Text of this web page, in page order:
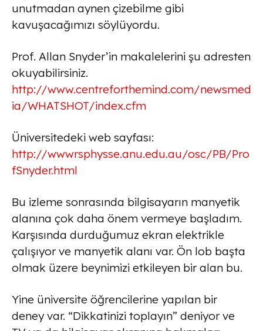
unutmadan aynen çizebilme gibi
kavuşacağımızı söylüyordu.
Prof. Allan Snyder’in makalelerini şu adresten
okuyabilirsiniz.
http://www.centreforthemind.com/newsmed
ia/WHATSHOT/index.cfm
Üniversitedeki web sayfası:
http://wwwrsphysse.anu.edu.au/osc/PB/Pro
fSnyder.html
Bu izleme sonrasında bilgisayarın manyetik
alanına çok daha önem vermeye başladım.
Karşısında durduğumuz ekran elektrikle
çalışıyor ve manyetik alanı var. Ön lob başta
olmak üzere beynimizi etkileyen bir alan bu.
Yine üniversite öğrencilerine yapılan bir
deney var. “Dikkatinizi toplayın” deniyor ve